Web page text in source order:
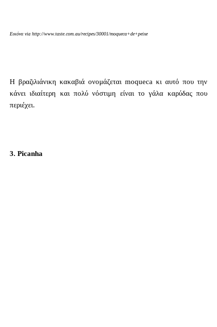
Εικόνα via http://www.taste.com.au/recipes/30001/moqueca+de+peixe
Η βραζιλιάνικη κακαβιά ονομάζεται moqueca κι αυτό που την
κάνει ιδιαίτερη και πολύ νόστιμη είναι το γάλα καρύδας που
περιέχει.
3. Picanha